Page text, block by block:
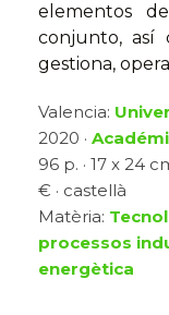
elementos
conjunto, así
gestiona,
Valencia:
2020 ·
96 p. · 17 x 24
€ · castellà
Matèria:
processos
energètica